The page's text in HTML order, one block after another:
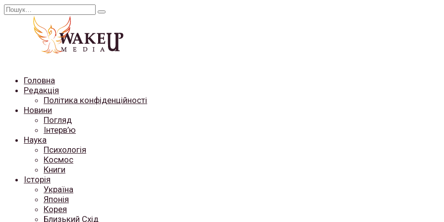
Перейти
Search
Головна
Редакція
Політика конфіденційності
Новини
Погляд
Інтерв’ю
Наука
Психологія
Космос
Книги
Історія
Україна
Японія
Корея
Близький Схід